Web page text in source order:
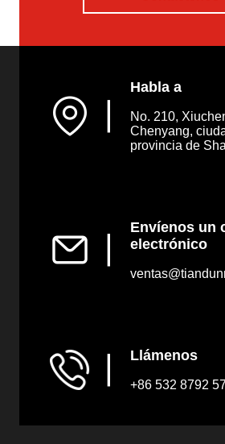
Habla a
No. 210,
Chenyang,
provincia de
Envíenos un
electrónico
Llámenos
+86 532 8792